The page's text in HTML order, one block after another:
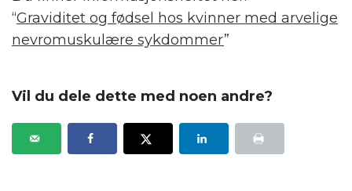
“Graviditet og fødsel hos kvinner med arvelige
nevromuskulære sykdommer”
Vil du dele dette med noen andre?